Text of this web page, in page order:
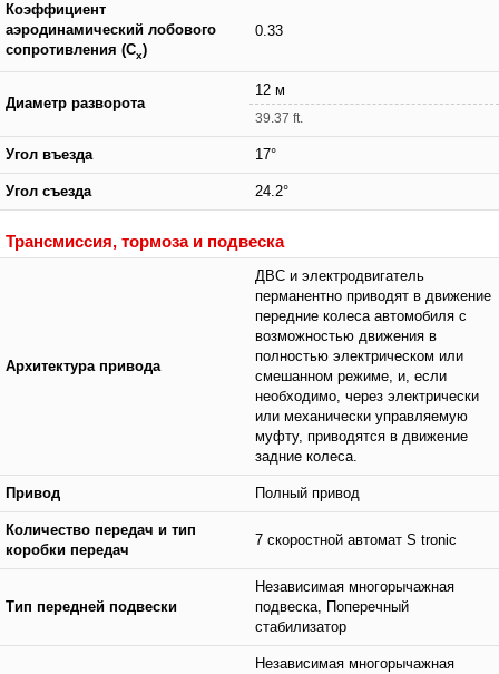
Коэффициент
аэродинамический лобового
сопротивления (Cx)
0.33
Диаметр разворота
12 м
39.37 ft.
Угол въезда 17°
Угол съезда 24.2°
Трансмиссия, тормоза и подвеска
Архитектура привода
ДВС и электродвигатель
перманентно приводят в движение
передние колеса автомобиля с
возможностью движения в
полностью электрическом или
смешанном режиме, и, если
необходимо, через электрически
или механически управляемую
муфту, приводятся в движение
задние колеса.
Привод Полный привод
Количество передач и тип
коробки передач
7 скоростной автомат S tronic
Тип передней подвески
Независимая многорычажная
подвеска, Поперечный
стабилизатор
Независимая многорычажная